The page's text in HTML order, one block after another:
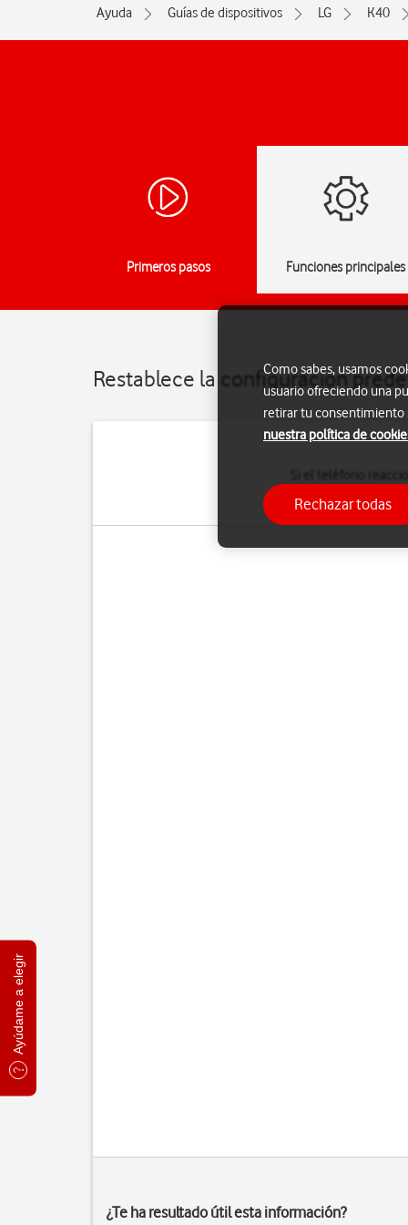
Ayúdame a elegir
Ayuda Guías de dispositivos LG K40
Primeros pasos Funciones principales
Restablece la configuración
configuración
¿Te ha resultado útil esta información?
Como sabes, usamos
usuario ofreciendo una
retirar tu consentimiento
nuestra política de
Rechazar todas